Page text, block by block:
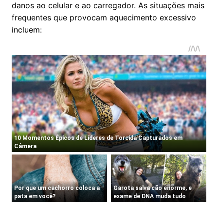
danos ao celular e ao carregador. As situações mais
frequentes que provocam aquecimento excessivo
incluem: